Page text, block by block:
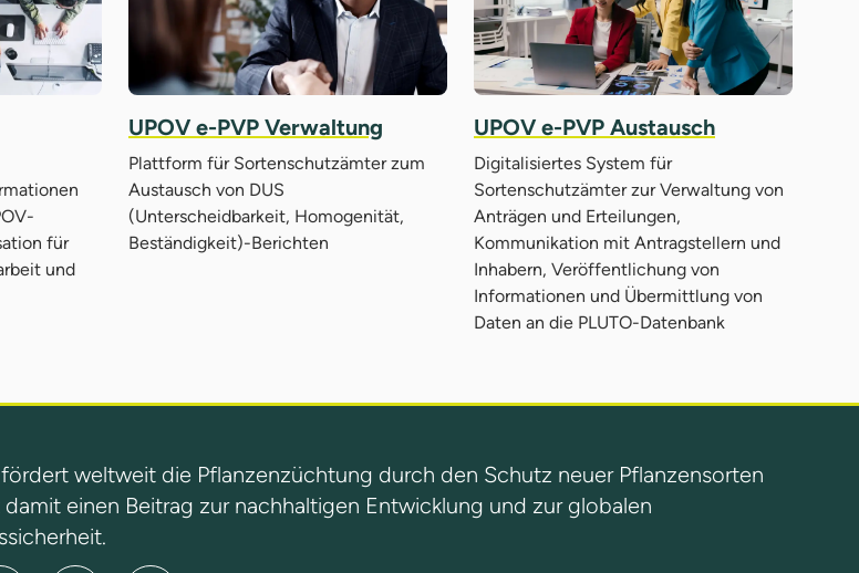
für
und
UPOV e-PVP Verwaltung
Plattform für Sortenschutzämter zum
Austausch von DUS
(Unterscheidbarkeit, Homogenität,
Beständigkeit)-Berichten
UPOV e-PVP Austausch
Digitalisiertes System für
Sortenschutzämter zur Verwaltung von
Anträgen und Erteilungen,
Kommunikation mit Antragstellern und
Inhabern, Veröffentlichung von
Informationen und Übermittlung von
Daten an die PLUTO-Datenbank
fördert weltweit die Pflanzenzüchtung durch den Schutz neuer Pflanzensorten
einen Beitrag zur nachhaltigen Entwicklung und zur globalen